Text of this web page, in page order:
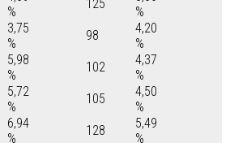
%
125
%
3,75
%
98
4,20
%
5,98
%
102
4,37
%
5,72
%
105
4,50
%
6,94
%
128
5,49
%